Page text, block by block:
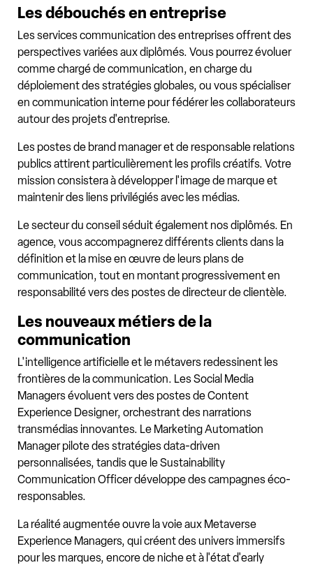
Les débouchés en entreprise
Les services communication des entreprises offrent des
perspectives variées aux diplômés. Vous pourrez évoluer
comme chargé de communication, en charge du
déploiement des stratégies globales, ou vous spécialiser
en communication interne pour fédérer les collaborateurs
autour des projets d'entreprise.
Les postes de brand manager et de responsable relations
publics attirent particulièrement les profils créatifs. Votre
mission consistera à développer l'image de marque et
maintenir des liens privilégiés avec les médias.
Le secteur du conseil séduit également nos diplômés. En
agence, vous accompagnerez différents clients dans la
définition et la mise en œuvre de leurs plans de
communication, tout en montant progressivement en
responsabilité vers des postes de directeur de clientèle.
Les nouveaux métiers de la
communication
L'intelligence artificielle et le métavers redessinent les
frontières de la communication. Les Social Media
Managers évoluent vers des postes de Content
Experience Designer, orchestrant des narrations
transmédias innovantes. Le Marketing Automation
Manager pilote des stratégies data-driven
personnalisées, tandis que le Sustainability
Communication Officer développe des campagnes éco-
responsables.
La réalité augmentée ouvre la voie aux Metaverse
Experience Managers, qui créent des univers immersifs
pour les marques, encore de niche et à l'état d'early